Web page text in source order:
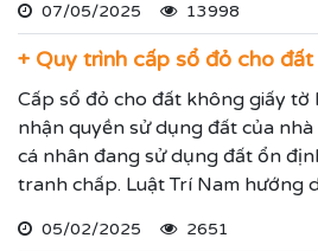
vụ tranh chấp cho Quý vị.
07/05/2025 13998
+ Quy trình cấp sổ đỏ cho
Cấp sổ đỏ cho đất không giấy tờ
nhận quyền sử dụng đất của
cá nhân đang sử dụng đất ổn
tranh chấp. Luật Trí Nam hướng
05/02/2025 2651